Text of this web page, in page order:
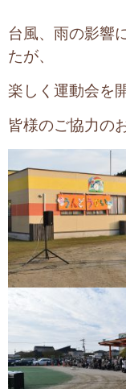
台風、雨の影響
たが、
楽しく運動会を
皆様のご協力の